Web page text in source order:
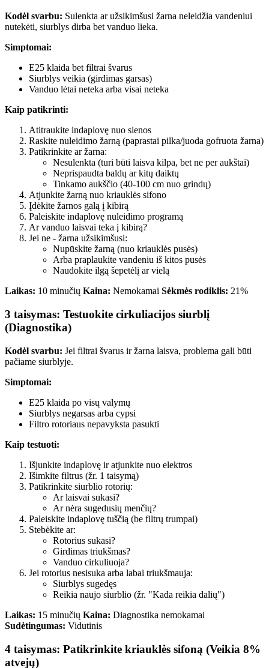
Kodėl svarbu: Sulenkta ar užsikimšusi žarna neleidžia vandeniui
nutekėti, siurblys dirba bet vanduo lieka.
Simptomai:
E25 klaida bet filtrai švarus
Siurblys veikia (girdimas garsas)
Vanduo lėtai neteka arba visai neteka
Kaip patikrinti:
Atitraukite indaplovę nuo sienos
Raskite nuleidimo žarną (paprastai pilka/juoda gofruota žarna)
Patikrinkite ar žarna:
Nesulenkta (turi būti laisva kilpa, bet ne per aukštai)
Neprispaudta baldų ar kitų daiktų
Tinkamo aukščio (40-100 cm nuo grindų)
Atjunkite žarną nuo kriauklės sifono
Įdėkite žarnos galą į kibirą
Paleiskite indaplovę nuleidimo programą
Ar vanduo laisvai teka į kibirą?
Jei ne - žarna užsikimšusi:
Nupūskite žarną (nuo kriauklės pusės)
Arba praplaukite vandeniu iš kitos pusės
Naudokite ilgą šepetėlį ar vielą
Laikas: 10 minučių Kaina: Nemokamai Sėkmės rodiklis: 21%
3 taisymas: Testuokite cirkuliacijos siurblį
(Diagnostika)
Kodėl svarbu: Jei filtrai švarus ir žarna laisva, problema gali būti
pačiame siurblyje.
Simptomai:
E25 klaida po visų valymų
Siurblys negarsas arba cypsi
Filtro rotoriaus nepavyksta pasukti
Kaip testuoti:
Išjunkite indaplovę ir atjunkite nuo elektros
Išimkite filtrus (žr. 1 taisymą)
Patikrinkite siurblio rotorių:
Ar laisvai sukasi?
Ar nėra sugedusių menčių?
Paleiskite indaplovę tuščią (be filtrų trumpai)
Stebėkite ar:
Rotorius sukasi?
Girdimas triukšmas?
Vanduo cirkuliuoja?
Jei rotorius nesisuka arba labai triukšmauja:
Siurblys sugedęs
Reikia naujo siurblio (žr. "Kada reikia dalių")
Laikas: 15 minučių Kaina: Diagnostika nemokamai
Sudėtingumas: Vidutinis
4 taisymas: Patikrinkite kriauklės sifoną (Veikia 8%
atvejų)